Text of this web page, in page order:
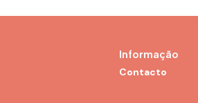
Informação
Contacto